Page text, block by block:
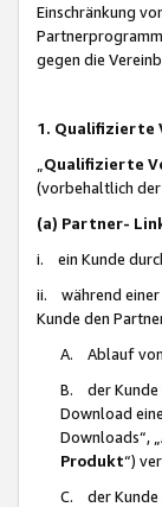
Einschränkung
gegen die
1. Qualifizierte
Qualifizierte
(vorbehaltlich der
(a) Partner-
i. ein Kunde
ii. während einer
Kunde den
A. Ablauf von
B. der Kunde
Download
Downloads“,
Produkt“)
C. der Kunde